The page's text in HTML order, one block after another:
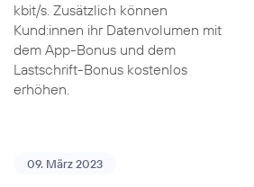
kbit/s. Zusätzlich können
Kund:innen ihr Datenvolumen mit
dem App-Bonus und dem
Lastschrift-Bonus kostenlos
erhöhen.
09. März 2023